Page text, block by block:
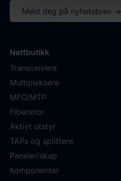
Meld deg på nyhetsbrev →
Nettbutikk
Transceivere
Multipleksere
MPO/MTP
Fibersnor
Aktivt utstyr
TAPs og splittere
Paneler/skap
Komponenter